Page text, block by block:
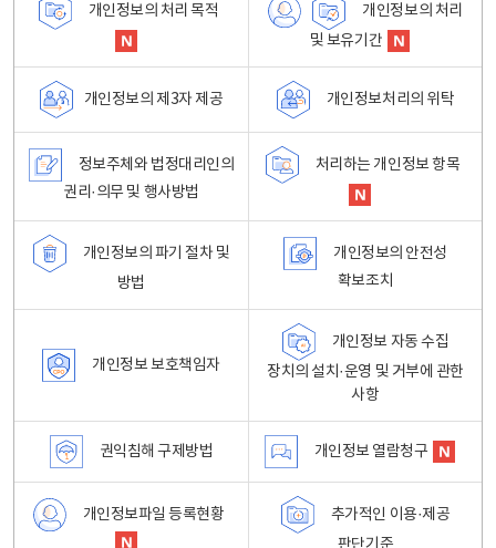
개인정보의 처리 목적
개인정보의 처리
및 보유기간
개인정보의 제3자 제공 개인정보처리의 위탁
정보주체와 법정대리인의
권리·의무 및 행사방법
처리하는 개인정보 항목
개인정보의 파기 절차 및
방법
개인정보의 안전성
확보조치
개인정보 보호책임자
개인정보 자동 수집
장치의 설치·운영 및 거부에 관한
사항
권익침해 구제방법 개인정보 열람청구
개인정보파일 등록현황
추가적인 이용·제공